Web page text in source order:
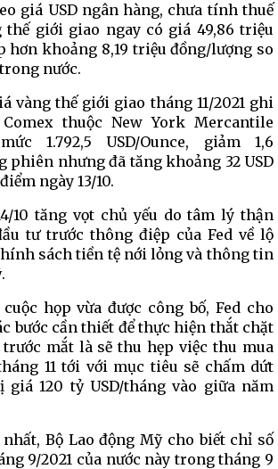
giá USD ngân hàng, chưa tính thuế
thế giới giao ngay có giá 49,86 triệu
hơn khoảng 8,19 triệu đồng/lượng so
nước.
vàng thế giới giao tháng 11/2021 ghi
thuộc New York Mercantile
1.792,5 USD/Ounce, giảm 1,6
phiên nhưng đã tăng khoảng 32 USD
ngày 13/10.
10 tăng vọt chủ yếu do tâm lý thận
tư trước thông điệp của Fed về lộ
sách tiền tệ nới lỏng và thông tin
họp vừa được công bố, Fed cho
bước cần thiết để thực hiện thắt chặt
mắt là sẽ thu hẹp việc thu mua
11 tới với mục tiêu sẽ chấm dứt
120 tỷ USD/tháng vào giữa năm
Bộ Lao động Mỹ cho biết chỉ số
9/2021 của nước này trong tháng 9